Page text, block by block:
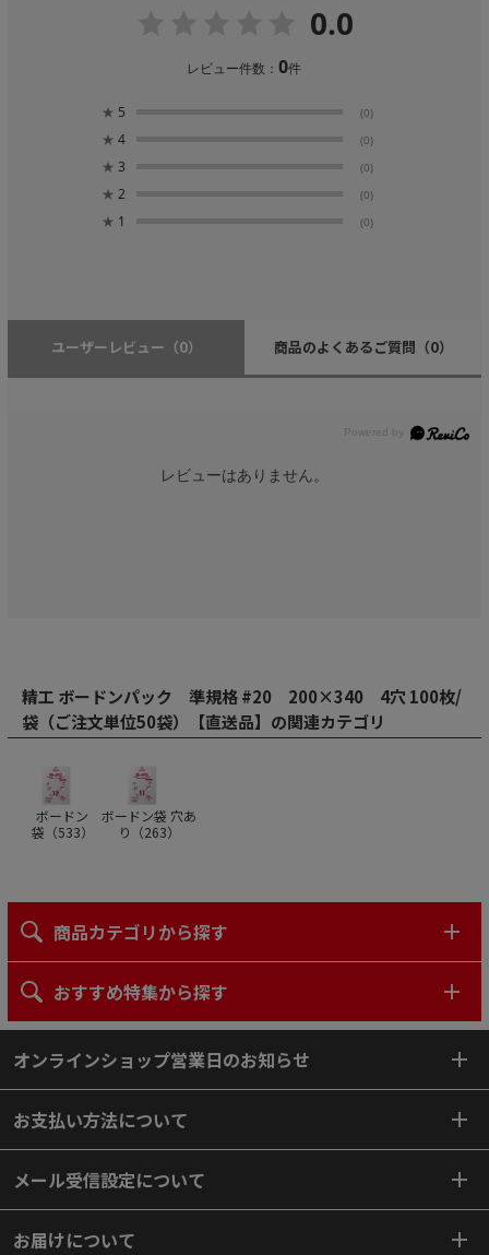
0.0
レビュー件数：0件
★ 5 (0)
★ 4 (0)
★ 3 (0)
★ 2 (0)
★ 1 (0)
ユーザーレビュー （0） 商品のよくあるご質問 （0）
レビューはありません。
精工 ボードンパック 準規格 #20 200×340 4穴 100枚/
袋（ご注文単位50袋）【直送品】の関連カテゴリ
ボードン
袋（533）
ボードン袋 穴あ
り（263）
商品カテゴリから探す
おすすめ特集から探す
オンラインショップ営業日のお知らせ
お支払い方法について
メール受信設定について
お届けについて